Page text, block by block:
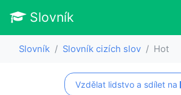
Slovník
Slovník Slovník cizích slov Hot
Vzdělat lidstvo a sdílet na